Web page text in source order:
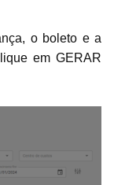
o boleto e a
em GERAR